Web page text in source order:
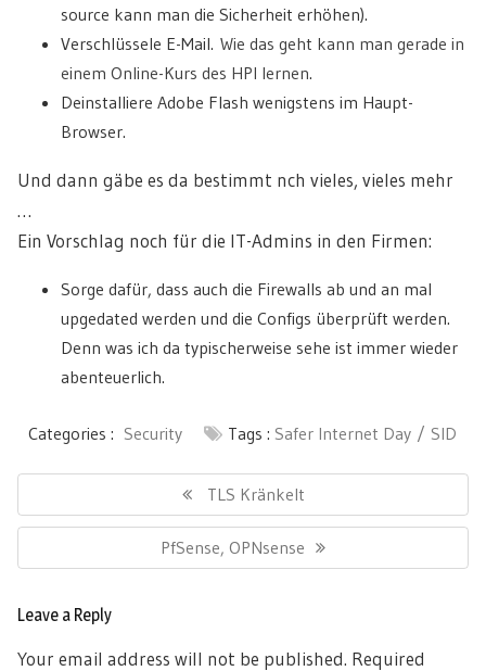
source kann man die Sicherheit erhöhen).
Verschlüssele E-Mail. Wie das geht kann man gerade in
einem Online-Kurs des HPI lernen.
Deinstalliere Adobe Flash wenigstens im Haupt-
Browser.
Und dann gäbe es da bestimmt nch vieles, vieles mehr
…
Ein Vorschlag noch für die IT-Admins in den Firmen:
Sorge dafür, dass auch die Firewalls ab und an mal
upgedated werden und die Configs überprüft werden.
Denn was ich da typischerweise sehe ist immer wieder
abenteuerlich.
Categories : Security Tags : Safer Internet Day SID
Previous
Post:
TLS Kränkelt
Next
Post:
PfSense, OPNsense
Leave a Reply
Your email address will not be published. Required